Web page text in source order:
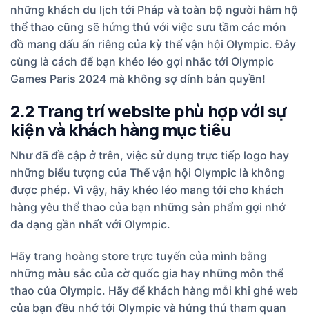
những khách du lịch tới Pháp và toàn bộ người hâm hộ
thể thao cũng sẽ hứng thú với việc sưu tầm các món
đồ mang dấu ấn riêng của kỳ thế vận hội Olympic. Đây
cùng là cách để bạn khéo léo gợi nhắc tới Olympic
Games Paris 2024 mà không sợ dính bản quyền!
2.2 Trang trí website phù hợp với sự
kiện và khách hàng mục tiêu
Như đã đề cập ở trên, việc sử dụng trực tiếp logo hay
những biểu tượng của Thế vận hội Olympic là không
được phép. Vì vậy, hãy khéo léo mang tới cho khách
hàng yêu thể thao của bạn những sản phẩm gợi nhớ
đa dạng gần nhất với Olympic.
Hãy trang hoàng store trực tuyến của mình bằng
những màu sắc của cờ quốc gia hay những môn thể
thao của Olympic. Hãy để khách hàng mỗi khi ghé web
của bạn đều nhớ tới Olympic và hứng thú tham quan